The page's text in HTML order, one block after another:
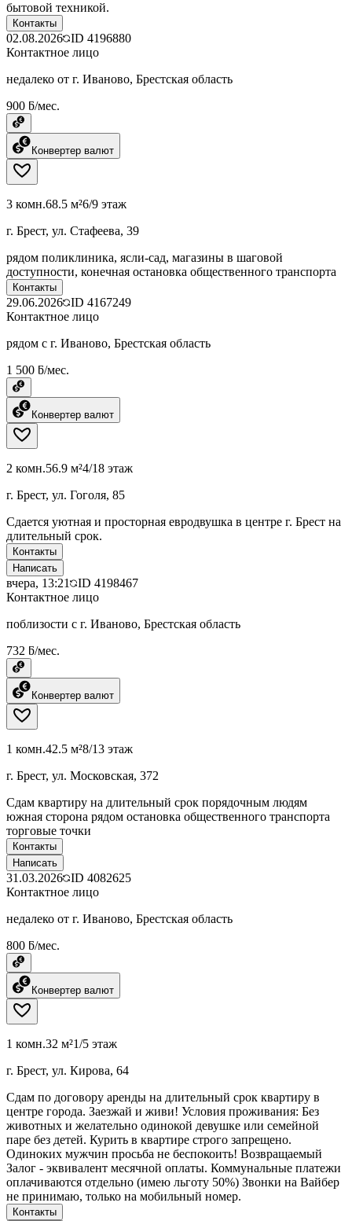
бытовой техникой.
Контакты
02.08.2026 ID 4196880
Контактное лицо
недалеко от г. Иваново, Брестская область
900 ƃ/мес.
Конвертер валют
3 комн.68.5 м²6/9 этаж
г. Брест, ул. Стафеева, 39
рядом поликлиника, ясли-сад, магазины в шаговой
доступности, конечная остановка общественного транспорта
Контакты
29.06.2026 ID 4167249
Контактное лицо
рядом с г. Иваново, Брестская область
1 500 ƃ/мес.
Конвертер валют
2 комн.56.9 м²4/18 этаж
г. Брест, ул. Гоголя, 85
Сдается уютная и просторная евродвушка в центре г. Брест на
длительный срок.
Контакты
Написать
вчера, 13:21 ID 4198467
Контактное лицо
поблизости с г. Иваново, Брестская область
732 ƃ/мес.
Конвертер валют
1 комн.42.5 м²8/13 этаж
г. Брест, ул. Московская, 372
Сдам квартиру на длительный срок порядочным людям
южная сторона рядом остановка общественного транспорта
торговые точки
Контакты
Написать
31.03.2026 ID 4082625
Контактное лицо
недалеко от г. Иваново, Брестская область
800 ƃ/мес.
Конвертер валют
1 комн.32 м²1/5 этаж
г. Брест, ул. Кирова, 64
Сдам по договору аренды на длительный срок квартиру в
центре города. Заезжай и живи! Условия проживания: Без
животных и желательно одинокой девушке или семейной
паре без детей. Курить в квартире строго запрещено.
Одиноких мужчин просьба не беспокоить! Возвращаемый
Залог - эквивалент месячной оплаты. Коммунальные платежи
оплачиваются отдельно (имею льготу 50%) Звонки на Вайбер
не принимаю, только на мобильный номер.
Контакты